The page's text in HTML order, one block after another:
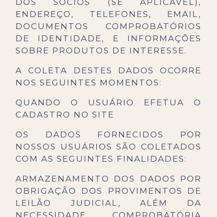
DOS SÓCIOS (SE APLICÁVEL),
ENDEREÇO, TELEFONES, EMAIL,
DOCUMENTOS COMPROBATÓRIOS
DE IDENTIDADE, E INFORMAÇÕES
SOBRE PRODUTOS DE INTERESSE.
A COLETA DESTES DADOS OCORRE
NOS SEGUINTES MOMENTOS:
QUANDO O USUÁRIO EFETUA O
CADASTRO NO SITE
OS DADOS FORNECIDOS POR
NOSSOS USUÁRIOS SÃO COLETADOS
COM AS SEGUINTES FINALIDADES:
ARMAZENAMENTO DOS DADOS POR
OBRIGAÇÃO DOS PROVIMENTOS DE
LEILÃO JUDICIAL, ALÉM DA